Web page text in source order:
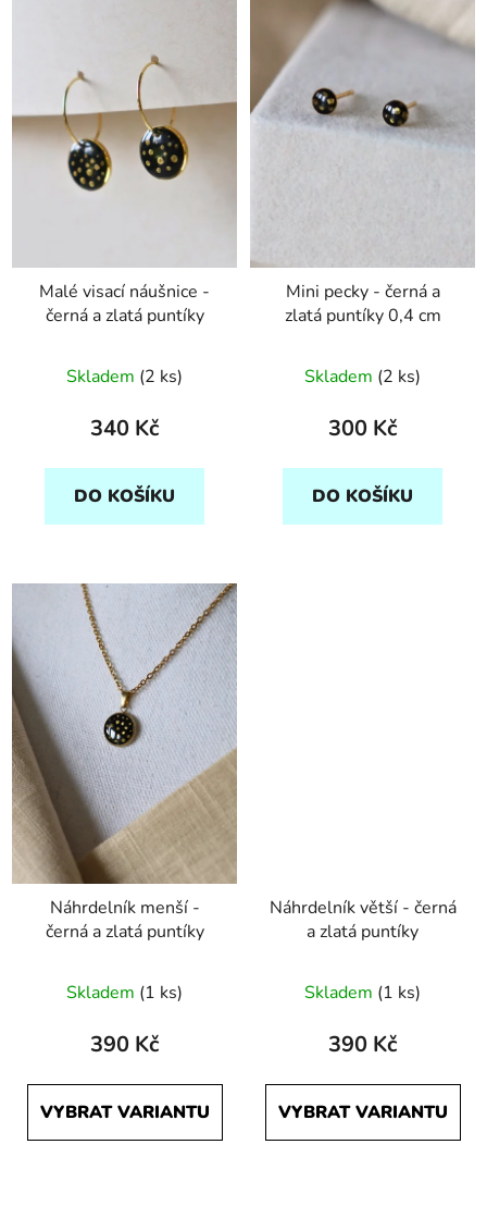
Malé visací náušnice -
černá a zlatá puntíky
Skladem (2 ks)
340 Kč
DO KOŠÍKU
Mini pecky - černá a
zlatá puntíky 0,4 cm
Skladem (2 ks)
300 Kč
DO KOŠÍKU
Náhrdelník menší -
černá a zlatá puntíky
Skladem (1 ks)
390 Kč
VYBRAT VARIANTU
Náhrdelník větší - černá
a zlatá puntíky
Skladem (1 ks)
390 Kč
VYBRAT VARIANTU